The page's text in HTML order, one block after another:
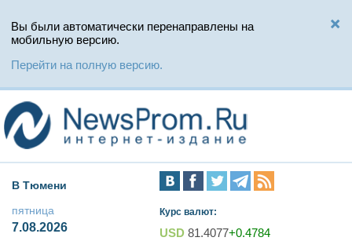
Вы были автоматически перенаправлены на
мобильную версию.
Перейти на полную версию.
В Тюмени
пятница
7.08.2026
Курс валют:
USD 81.4077+0.4784